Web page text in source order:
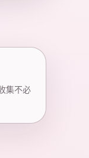
集不必